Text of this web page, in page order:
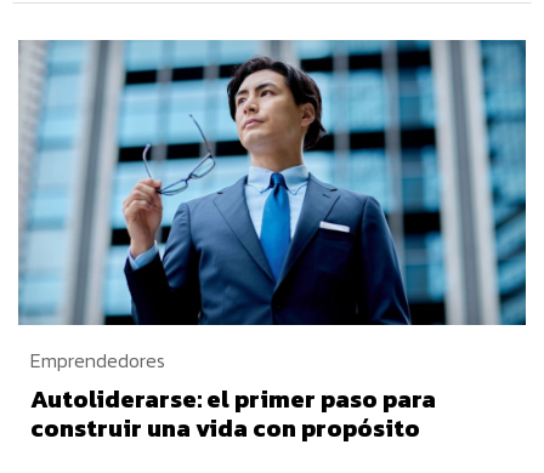
Emprendedores
Autoliderarse: el primer paso para
construir una vida con propósito